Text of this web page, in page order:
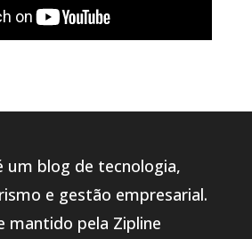
um blog de tecnologia,
e gestão empresarial.
mantido pela Zipline